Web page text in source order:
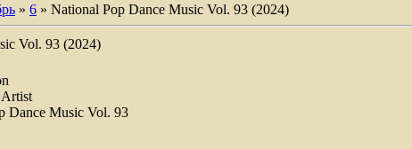
» 6 » National Pop Dance Music Vol. 93 (2024)
Vol. 93 (2024)
Dance Music Vol. 93